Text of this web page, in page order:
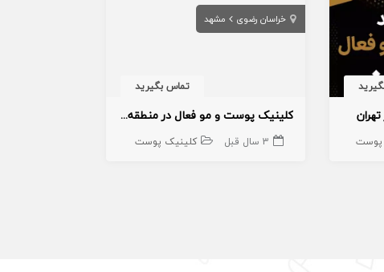
پوست
خراسان رضوی مشهد
تماس بگیرید
کلینیک پوست و مو فعال در منطقه ۱ شهر مشهد
3 سال قبل کلینیک پوست